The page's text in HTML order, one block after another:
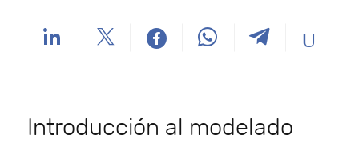
Introducción al modelado